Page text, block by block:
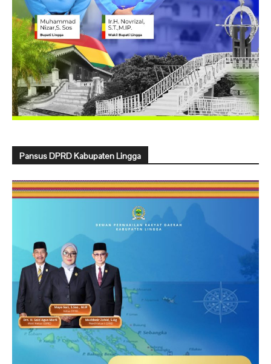
Pansus DPRD Kabupaten Lingga